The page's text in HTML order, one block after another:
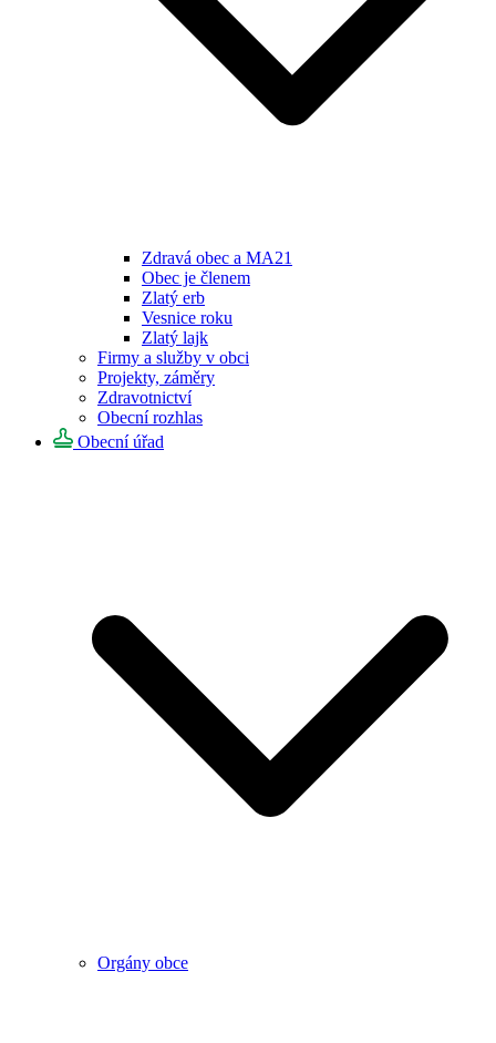
Zdravá obec a MA21
Obec je členem
Zlatý erb
Vesnice roku
Zlatý lajk
Firmy a služby v obci
Projekty, záměry
Zdravotnictví
Obecní rozhlas
Obecní úřad
Orgány obce